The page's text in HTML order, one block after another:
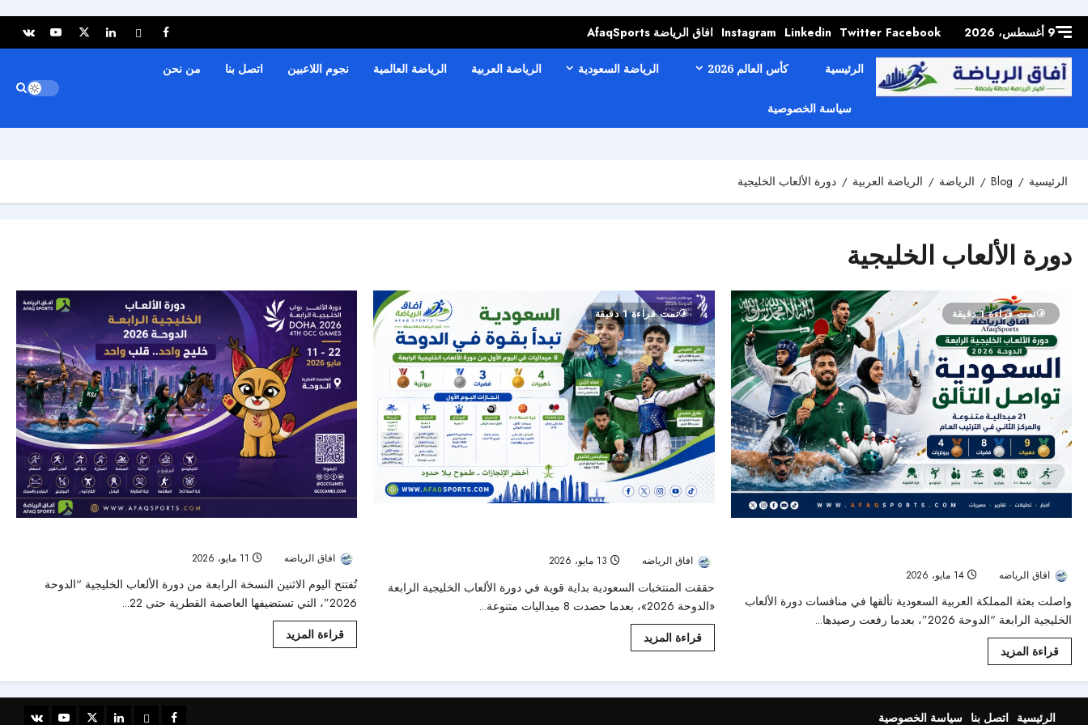
content9 أغسطس، 2026 Facebook
Twitter
Linkedin
Instagram افاق الرياضة AfaqSports
الرئيسية كأس العالم 2026 الرياضة السعودية الرياضة العربية الرياضة العالمية نجوم اللاعبين اتصل بنا من نحن
سياسة الخصوصية
الرئيسية Blog الرياضة الرياضة العربية دورة الألعاب الخليجية
دورة الألعاب الخليجية
تمت قراءة 1 دقيقة
افاق الرياضه
واصلت بعثة المملكة العربية السعودية تألقها في منافسات دورة الألعاب
الخليجية الرابعة “الدوحة 2026”، بعدما رفعت رصيدها...
قراءة المزيد
تمت قراءة 1 دقيقة
افاق الرياضه
حققت المنتخبات السعودية بداية قوية في دورة الألعاب الخليجية الرابعة
«الدوحة 2026»، بعدما حصدت 8 ميداليات متنوعة...
قراءة المزيد
افاق الرياضه 11 مايو، 2026
تُفتتح اليوم الاثنين النسخة الرابعة من دورة الألعاب الخليجية “الدوحة
2026”، التي تستضيفها العاصمة القطرية حتى 22...
قراءة المزيد
الرئيسية اتصل بنا سياسة الخصوصية